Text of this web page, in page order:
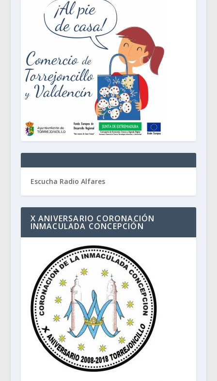
Escucha Radio Alfares
X ANIVERSARIO CORONACIÓN
INMACULADA CONCEPCIÓN